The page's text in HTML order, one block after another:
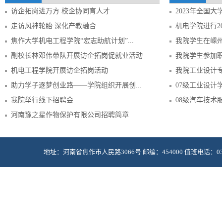
访企拓岗进万方 校企协同育人才
走访风神轮胎 深化产教融合
焦作大学机电工程学院“宏志助航计划”...
副校长林邓伟带队开展访企拓岗促就业活动
机电工程学院开展访企拓岗活动
助力学子逐梦创业路——学院组织开展创...
我院举行线下招聘会
河南豫之星作物保护有限公司招聘简章
2023年全国大
机电学院进行
我院学生在嵊
我院学生参加
我院工业设计
07级工业设计
08级汽车技术
地址：河南省焦作市人民路3066号 邮编：454000 值班电话：